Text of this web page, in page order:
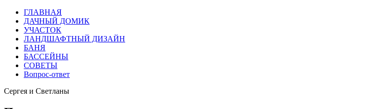
ГЛАВНАЯ
ДАЧНЫЙ ДОМИК
УЧАСТОК
ЛАНДШАФТНЫЙ ДИЗАЙН
БАНЯ
БАССЕЙНЫ
СОВЕТЫ
Вопрос-ответ
Сергея и Светланы